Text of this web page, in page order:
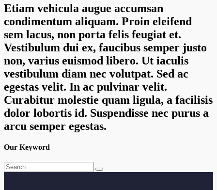
Etiam vehicula augue accumsan
condimentum aliquam. Proin eleifend
sem lacus, non porta felis feugiat et.
Vestibulum dui ex, faucibus semper justo
non, varius euismod libero. Ut iaculis
vestibulum diam nec volutpat. Sed ac
egestas velit. In ac pulvinar velit.
Curabitur molestie quam ligula, a facilisis
dolor lobortis id. Suspendisse nec purus a
arcu semper egestas.
Our Keyword